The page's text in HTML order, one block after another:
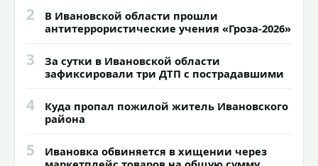
2
В Ивановской области прошли
антитеррористические учения «Гроза-2026»
3
За сутки в Ивановской области
зафиксировали три ДТП с пострадавшими
4
Куда пропал пожилой житель Ивановского
района
5
Ивановка обвиняется в хищении через